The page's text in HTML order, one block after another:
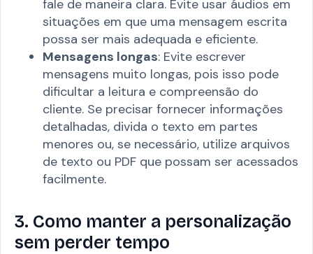
fale de maneira clara. Evite usar áudios em
situações em que uma mensagem escrita
possa ser mais adequada e eficiente.
Mensagens longas: Evite escrever
mensagens muito longas, pois isso pode
dificultar a leitura e compreensão do
cliente. Se precisar fornecer informações
detalhadas, divida o texto em partes
menores ou, se necessário, utilize arquivos
de texto ou PDF que possam ser acessados
facilmente.
3. Como manter a personalização
sem perder tempo